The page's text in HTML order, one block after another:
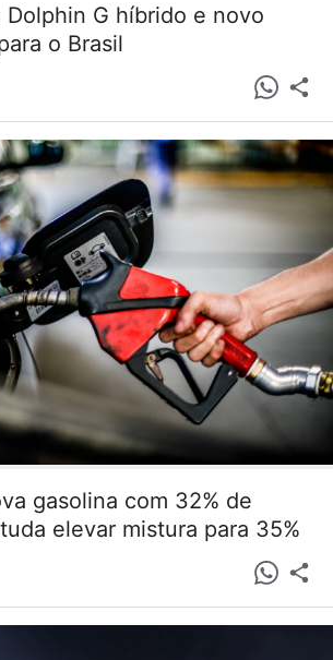
Dolphin G híbrido e novo
o Brasil
gasolina com 32% de
elevar mistura para 35%